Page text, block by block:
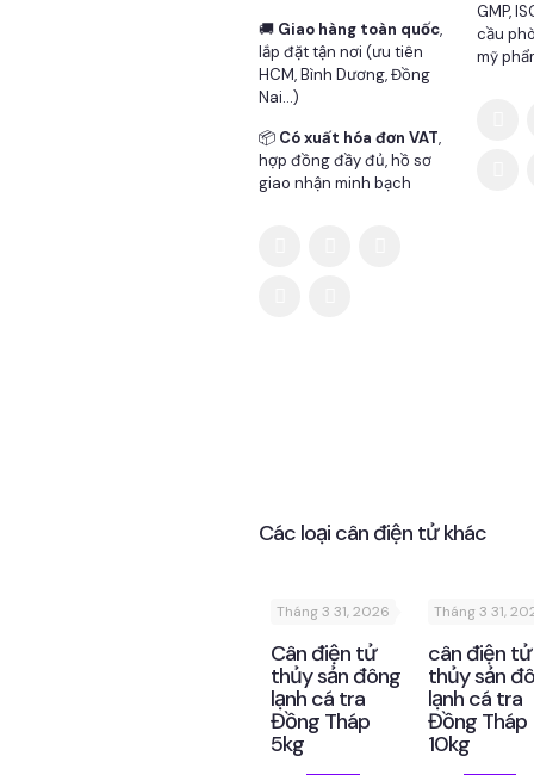
🚚 Giao hàng toàn quốc,
lắp đặt tận nơi (ưu tiên
HCM, Bình Dương, Đồng
Nai…)
📦 Có xuất hóa đơn VAT,
hợp đồng đầy đủ, hồ sơ
giao nhận minh bạch
GMP,
cầu
mỹ
Các loại cân điện tử khác
Tháng 3 31, 2026
Cân điện tử
thủy sản đông
lạnh cá tra
Đồng Tháp
5kg
Tháng 3 31,
cân điện tử
thủy sản
lạnh cá tra
Đồng Tháp
10kg